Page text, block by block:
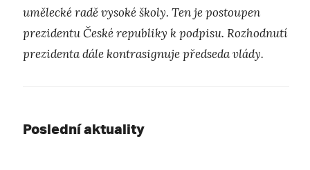
umělecké radě vysoké školy. Ten je postoupen
prezidentu České republiky k podpisu. Rozhodnutí
prezidenta dále kontrasignuje předseda vlády.
Poslední aktuality